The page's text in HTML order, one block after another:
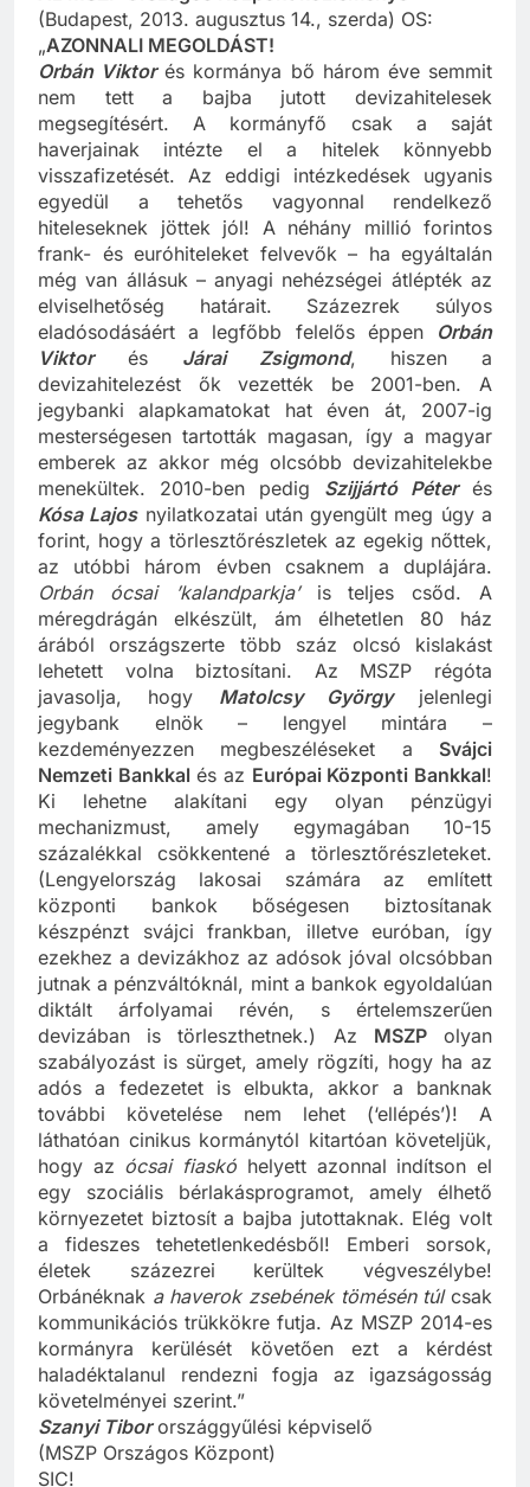
Az MSZP Országos Központ közleménye
(Budapest, 2013. augusztus 14., szerda) OS:
„AZONNALI MEGOLDÁST!
Orbán Viktor
és kormánya bő három éve semmit
nem tett a bajba jutott devizahitelesek
megsegítésért. A kormányfő csak a saját
haverjainak intézte el a hitelek könnyebb
visszafizetését. Az eddigi intézkedések ugyanis
egyedül a tehetős vagyonnal rendelkező
hiteleseknek jöttek jól! A néhány millió forintos
frank- és euróhiteleket felvevők – ha egyáltalán
még van állásuk – anyagi nehézségei átlépték az
elviselhetőség határait. Százezrek súlyos
eladósodásáért a legfőbb felelős éppenOrbán
Viktorés Járai Zsigmond, hiszen a
devizahitelezést ők vezették be 2001-ben. A
jegybanki alapkamatokat hat éven át, 2007-ig
mesterségesen tartották magasan, így a magyar
emberek az akkor még olcsóbb devizahitelekbe
menekültek. 2010-ben pedigSzijjártó Péterés
Kósa Lajosnyilatkozatai után gyengült meg úgy a
forint, hogy a törlesztőrészletek az egekig nőttek,
az utóbbi három évben csaknem a duplájára.
Orbán ócsai ’kalandparkja’is teljes csőd. A
méregdrágán elkészült, ám élhetetlen 80 ház
árából országszerte több száz olcsó kislakást
lehetett volna biztosítani. Az MSZP régóta
javasolja, hogy
Matolcsy Györgyjelenlegi
jegybank elnök – lengyel mintára –
kezdeményezzen megbeszéléseket aSvájci
Nemzeti Bankkalés az Európai Központi Bankkal!
Ki lehetne alakítani egy olyan pénzügyi
mechanizmust, amely egymagában 10-15
százalékkal csökkentené a törlesztőrészleteket.
(Lengyelország lakosai számára az említett
központi bankok bőségesen biztosítanak
készpénzt svájci frankban, illetve euróban, így
ezekhez a devizákhoz az adósok jóval olcsóbban
jutnak a pénzváltóknál, mint a bankok egyoldalúan
diktált árfolyamai révén, s értelemszerűen
devizában is törleszthetnek.) Az MSZPolyan
szabályozást is sürget, amely rögzíti, hogy ha az
adós a fedezetet is elbukta, akkor a banknak
további követelése nem lehet (‘ellépés’)! A
láthatóan cinikus kormánytól kitartóan követeljük,
hogy azócsai fiaskóhelyett azonnal indítson el
egy szociális bérlakásprogramot, amely élhető
környezetet biztosít a bajba jutottaknak. Elég volt
a fideszes tehetetlenkedésből! Emberi sorsok,
életek százezrei kerültek végveszélybe!
Orbánéknaka haverok zsebének tömésén túlcsak
kommunikációs trükkökre futja. Az MSZP 2014-es
kormányra kerülését követően ezt a kérdést
haladéktalanul rendezni fogja az igazságosság
követelményei szerint.”
Szanyi Tiborországgyűlési képviselő
(MSZP Országos Központ)